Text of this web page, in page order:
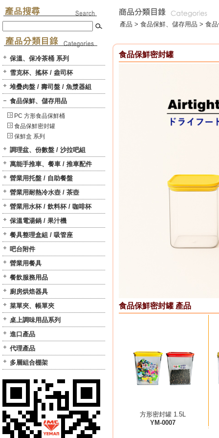
保溫、保冷茶桶 系列
雪克杯、搖杯 / 盎司杯
堆疊肉盤 / 壽司盤 / 魚漿器組
食品保鮮、儲存用品
PC 方形食品保鮮桶
食品保鮮密封罐
保鮮盒 系列
調理盆、份數盤 / 沙拉吧組
萬能手推車、餐車 / 推車配件
營業用托盤 / 自助餐盤
營業用耐熱冷水壺 / 茶壺
營業用水杯 / 飲料杯 / 咖啡杯
保溫電湯鍋 / 果汁機
餐具整理盒組 / 吸管座
吧台附件
營業用餐具
餐飲服務用品
廚房烘焙器具
菜單夾、帳單夾
桌上調味用品系列
進口產品
代理產品
多層組合棚架
產品 > 食品保鮮、儲存用品 > 食
食品保鮮密封罐
食品保鮮密封罐 產品
方形密封罐 1.5L
YM-0007